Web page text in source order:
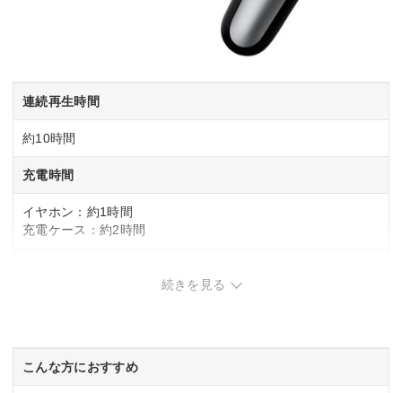
連続再生時間
約10時間
充電時間
イヤホン：約1時間
充電ケース：約2時間
カラー
続きを見る
こんな方におすすめ